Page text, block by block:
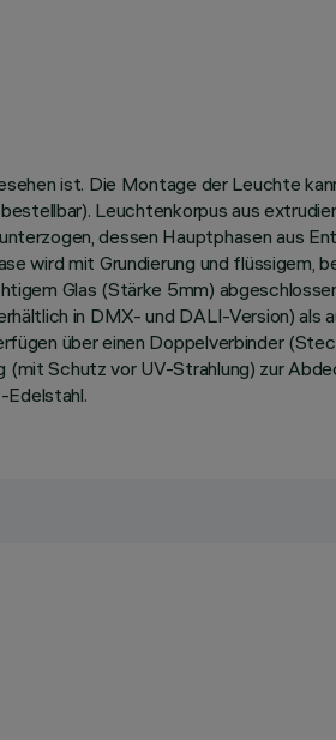
ist. Die Montage der Leuchte
Leuchtenkorpus aus
dessen Hauptphasen aus
wird mit Grundierung und flüssigem,
Glas (Stärke 5mm)
in DMX- und DALI-Version) als
über einen Doppelverbinder
Schutz vor UV-Strahlung) zur